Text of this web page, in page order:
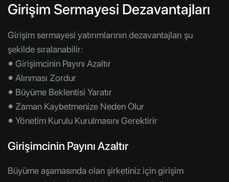
Girişim Sermayesi Dezavantajları
Girişim sermayesi yatırımlarının dezavantajları şu
şekilde sıralanabilir:
⦁ Girişimcinin Payını Azaltır
⦁ Alınması Zordur
⦁ Büyüme Beklentisi Yaratır
⦁ Zaman Kaybetmenize Neden Olur
⦁ Yönetim Kurulu Kurulmasını Gerektirir
Girişimcinin Payını Azaltır
Büyüme aşamasında olan şirketiniz için girişim